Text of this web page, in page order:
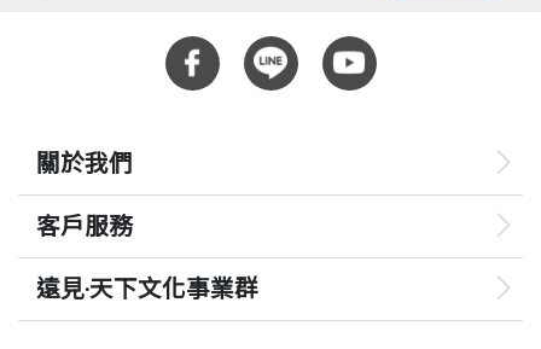
關於我們
客戶服務
遠見‧天下文化事業群